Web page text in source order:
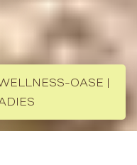
OASE |